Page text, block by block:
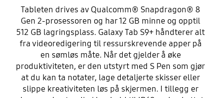
Tableten drives av Qualcomm® Snapdragon® 8
Gen 2-prosessoren og har 12 GB minne og opptil
512 GB lagringsplass. Galaxy Tab S9+ håndterer alt
fra videoredigering til ressurskrevende apper på
en sømløs måte. Når det gjelder å øke
produktiviteten, er den utstyrt med S Pen som gjør
at du kan ta notater, lage detaljerte skisser eller
slippe kreativiteten løs på skjermen. I tillegg er